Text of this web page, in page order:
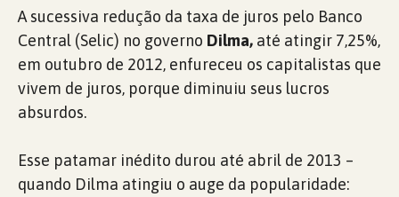
A sucessiva redução da taxa de juros pelo Banco
Central (Selic) no governo Dilma, até atingir 7,25%,
em outubro de 2012, enfureceu os capitalistas que
vivem de juros, porque diminuiu seus lucros
absurdos.
Esse patamar inédito durou até abril de 2013 –
quando Dilma atingiu o auge da popularidade: